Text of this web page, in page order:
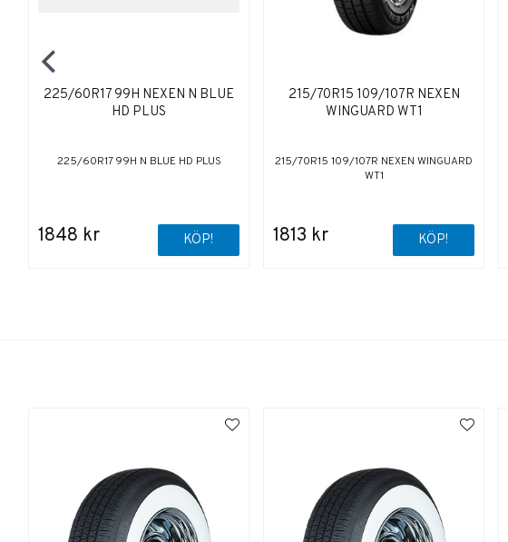
225/60R17 99H NEXEN N BLUE
HD PLUS
225/60R17 99H N BLUE HD PLUS
1848 kr KÖP!
215/70R15 109/107R NEXEN
WINGUARD WT1
215/70R15 109/107R NEXEN WINGUARD
WT1
1813 kr KÖP!